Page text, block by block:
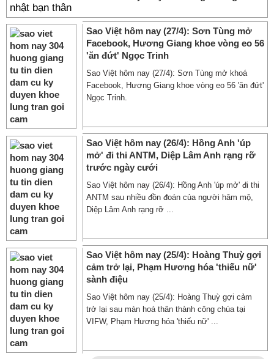
nhật bạn thân
Sao Việt hôm nay (27/4): Sơn Tùng mở
Facebook, Hương Giang khoe vòng eo 56
'ăn đứt' Ngọc Trinh
Sao Việt hôm nay (27/4): Sơn Tùng mở khoá
Facebook, Hương Giang khoe vòng eo 56 'ăn đứt'
Ngọc Trinh.
Sao Việt hôm nay (26/4): Hồng Anh 'úp
mở' đi thi ANTM, Diệp Lâm Anh rạng rỡ
trước ngày cưới
Sao Việt hôm nay (26/4): Hồng Anh 'úp mở' đi thi
ANTM sau nhiều đồn đoán của người hâm mộ,
Diệp Lâm Anh rạng rỡ ...
Sao Việt hôm nay (25/4): Hoàng Thuỳ gợi
cảm trở lại, Phạm Hương hóa 'thiếu nữ'
sành điệu
Sao Việt hôm nay (25/4): Hoàng Thuỳ gợi cảm
trở lại sau màn hoá thân thành công chúa tại
VIFW, Phạm Hương hóa 'thiếu nữ' ...